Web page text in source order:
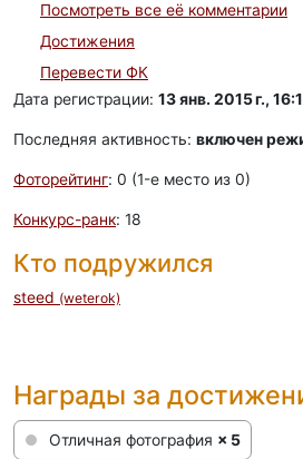
Посмотреть все её комментарии
Достижения
Перевести ФК
Дата регистрации: 13 янв. 2015 г.,
Последняя активность: включен
Фоторейтинг: 0 (1-e место из 0)
Конкурс-ранк: 18
Кто подружился
steed (weterok)
Награды за
Отличная фотография × 5